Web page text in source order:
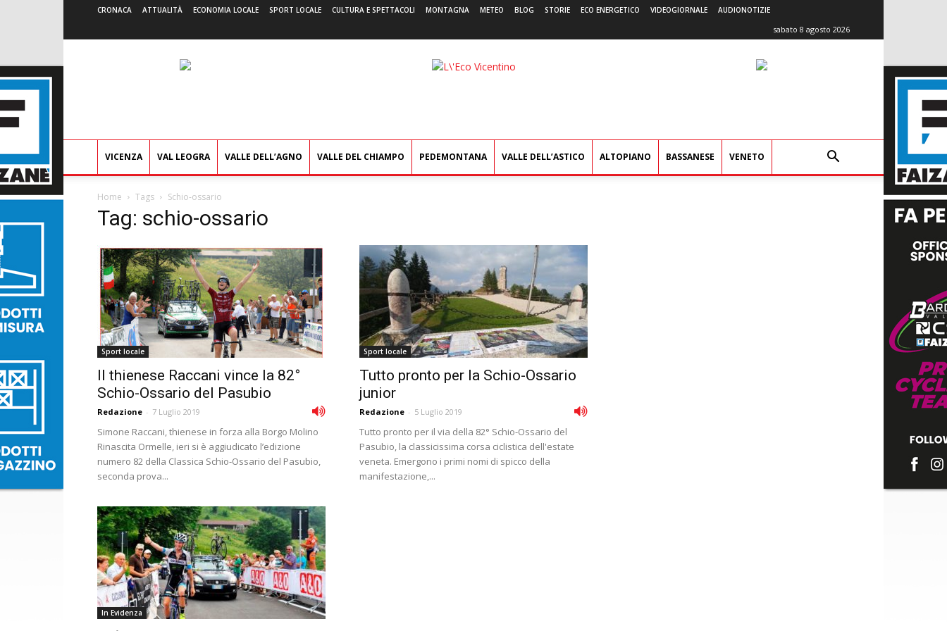
CRONACA ATTUALITÀ ECONOMIA LOCALE SPORT LOCALE CULTURA E SPETTACOLI MONTAGNA METEO BLOG STORIE ECO ENERGETICO VIDEOGIORNALE AUDIONOTIZIE
sabato 8 agosto 2026
L'Eco
VICENZA VAL LEOGRA VALLE DELL’AGNO VALLE DEL CHIAMPO PEDEMONTANA VALLE DELL’ASTICO ALTOPIANO BASSANESE VENETO
Home Tags Schio-ossario
Tag: schio-ossario
Sport locale
Il thienese Raccani vince la 82°
Schio-Ossario del Pasubio
Redazione - 7 Luglio 2019
Simone Raccani, thienese in forza alla Borgo Molino
Rinascita Ormelle, ieri si è aggiudicato l’edizione
numero 82 della Classica Schio-Ossario del Pasubio,
seconda prova...
Sport locale
Tutto pronto per la Schio-Ossario
junior
Redazione - 5 Luglio 2019
Tutto pronto per il via della 82° Schio-Ossario del
Pasubio, la classicissima corsa ciclistica dell'estate
veneta. Emergono i primi nomi di spicco della
manifestazione,...
In Evidenza